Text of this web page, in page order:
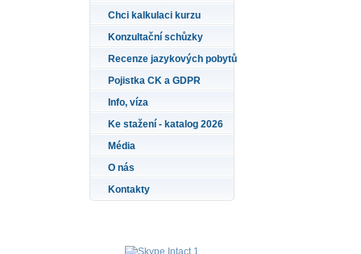
Chci kalkulaci kurzu
Konzultační schůzky
Recenze jazykových pobytů
Pojistka CK a GDPR
Info, víza
Ke stažení - katalog 2026
Média
O nás
Kontakty